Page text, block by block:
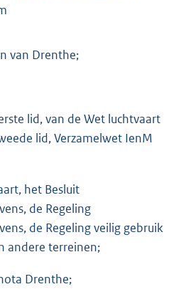
van Drenthe;
lid, van de Wet luchtvaart
lid, Verzamelwet IenM
het Besluit
de Regeling
de Regeling veilig gebruik
andere terreinen;
Drenthe;